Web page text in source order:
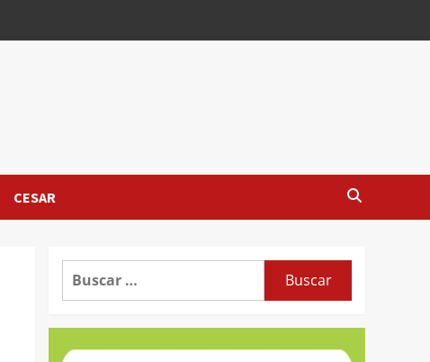
CESAR
Buscar: